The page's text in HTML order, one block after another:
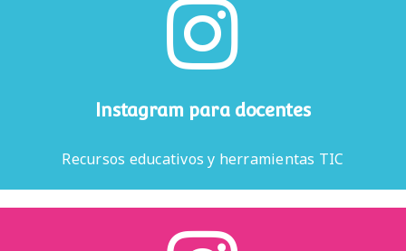
Instagram para docentes
Recursos educativos y herramientas TIC